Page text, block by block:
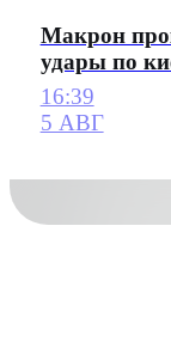
Макрон
удары по
16:39
5 АВГ